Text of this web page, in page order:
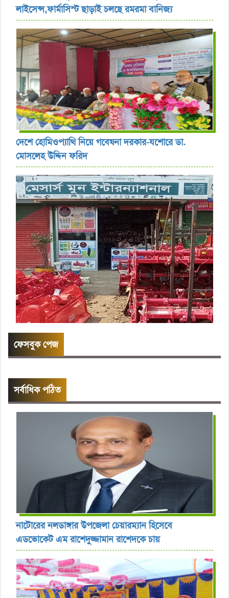
লাইসেন্স,ফার্মাসিস্ট ছাড়াই চলছে রমরমা বানিজ্য ‎
দেশে হোমিওপ্যাথি নিয়ে গবেষনা দরকার-যশোরে ডা.
মোসলেহ উদ্দিন ফরিদ
ফেসবুক পেজ
সর্বাধিক পঠিত
নাটোরের নলডাঙ্গার উপজেলা চেয়ারম্যান হিসেবে
এডভোকেট এম রাশেদুজ্জামান রাশেদকে চায়